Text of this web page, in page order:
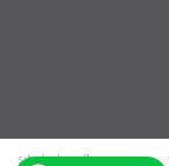
site by tq.soft